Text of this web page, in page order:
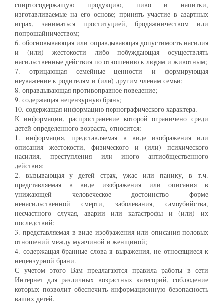
спиртосодержащую продукцию, пиво и напитки,
изготавливаемые на его основе; принять участие в азартных
играх, заниматься проституцией, бродяжничеством или
попрошайничеством;
6. обосновывающая или оправдывающая допустимость насилия
и (или) жестокости либо побуждающая осуществлять
насильственные действия по отношению к людям и животным;
7. отрицающая семейные ценности и формирующая
неуважение к родителям и (или) другим членам семьи;
8. оправдывающая противоправное поведение;
9. содержащая нецензурную брань;
10. содержащая информацию порнографического характера.
К информации, распространение которой ограничено среди
детей определенного возраста, относится:
1. информация, представляемая в виде изображения или
описания жестокости, физического и (или) психического
насилия, преступления или иного антиобщественного
действия;
2. вызывающая у детей страх, ужас или панику, в т.ч.
представляемая в виде изображения или описания в
унижающей человеческое достоинство форме
ненасильственной смерти, заболевания, самоубийства,
несчастного случая, аварии или катастрофы и (или) их
последствий;
3. представляемая в виде изображения или описания половых
отношений между мужчиной и женщиной;
4. содержащая бранные слова и выражения, не относящиеся к
нецензурной брани.
С учетом этого Вам предлагаются правила работы в сети
Интернет для различных возрастных категорий, соблюдение
которых позволит обеспечить информационную безопасность
ваших детей.